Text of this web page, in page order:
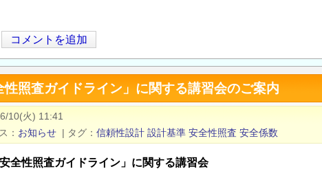
コメントを追加
性照査ガイドライン」に関する講習会のご案内
10(火) 11:41
お知らせ | タグ 信頼性設計 設計基準 安全性照査 安全係数
全性照査ガイドライン」に関する講習会